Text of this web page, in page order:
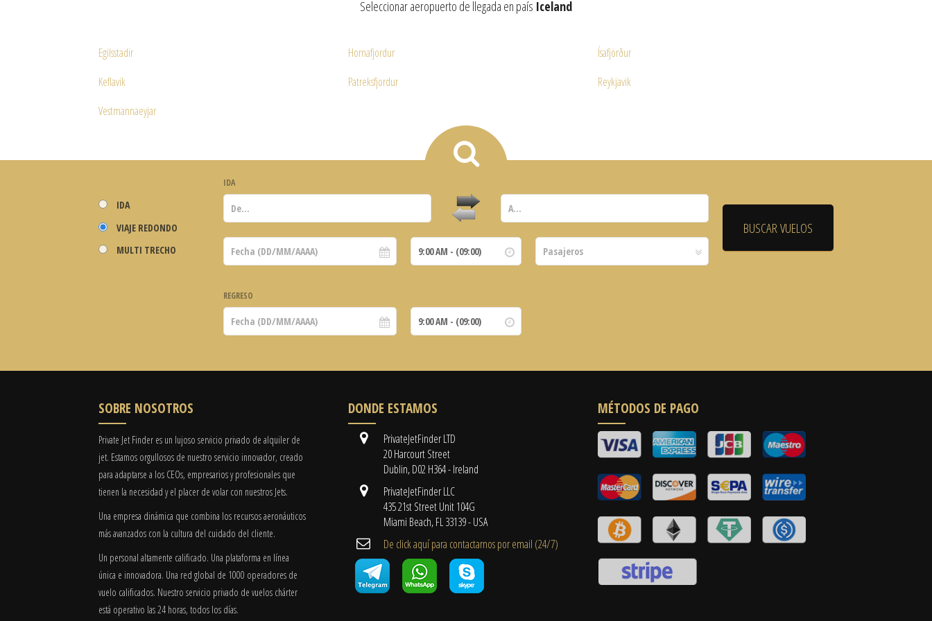
Seleccionar aeropuerto de llegada en país Iceland
Egilsstadir Hornafjordur
Ísafjörður
Keflavik
Patreksfjordur
Reykjavik
Vestmannaeyjar
IDA
VIAJE REDONDO
MULTI TRECHO
IDA
REGRESO
SOBRE NOSOTROS
Private Jet Finder es un lujoso servicio privado de alquiler de
jet. Estamos orgullosos de nuestro servicio innovador, creado
para adaptarse a los CEOs, empresarios y profesionales que
tienen la necesidad y el placer de volar con nuestros Jets.
Una empresa dinámica que combina los recursos aeronáuticos
más avanzados con la cultura del cuidado del cliente.
Un personal altamente calificado. Una plataforma en línea
única e innovadora. Una red global de 1000 operadores de
vuelo calificados. Nuestro servicio privado de vuelos chárter
está operativo las 24 horas, todos los días.
DONDE ESTAMOS
PrivateJetFinder LTD
20 Harcourt Street
Dublin, D02 H364 - Ireland
PrivateJetFinder LLC
435 21st Street Unit 104G
Miami Beach, FL 33139 - USA
De click aquí para contactarnos por email ​(24/7)
MÉTODOS DE PAGO